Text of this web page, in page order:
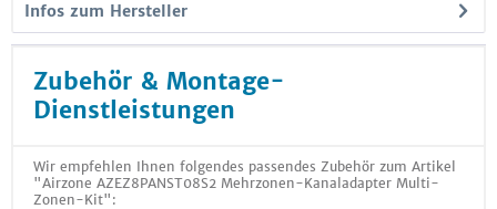
Infos zum Hersteller
Zubehör & Montage-
Dienstleistungen
Wir empfehlen Ihnen folgendes passendes Zubehör zum Artikel
"Airzone AZEZ8PANST08S2 Mehrzonen-Kanaladapter Multi-
Zonen-Kit":